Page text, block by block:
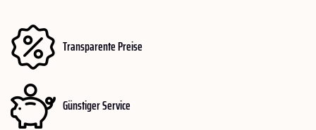
Transparente Preise
Günstiger Service